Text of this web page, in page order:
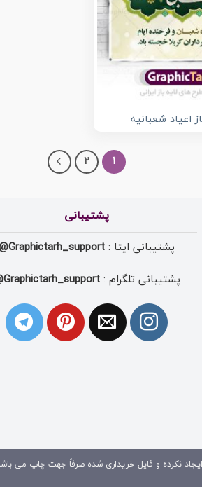
اعیاد شعبانیه
1
2
پشتیبانی
پشتیبانی ایتا : Graphictarh_support@
پشتیبانی تلگرام :Graphictarh_support@
نکرده و فایل خریداری شده صرفاً جهت چاپ می